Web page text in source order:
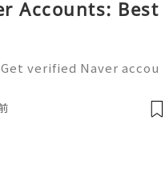
Accounts: Best
verified Naver accou
blogging with a single